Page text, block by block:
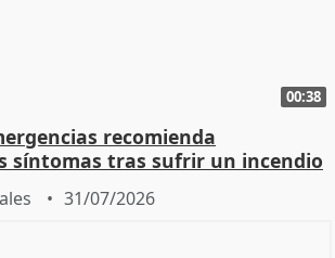
00:38
recomienda
síntomas tras sufrir un incendio
31/07/2026